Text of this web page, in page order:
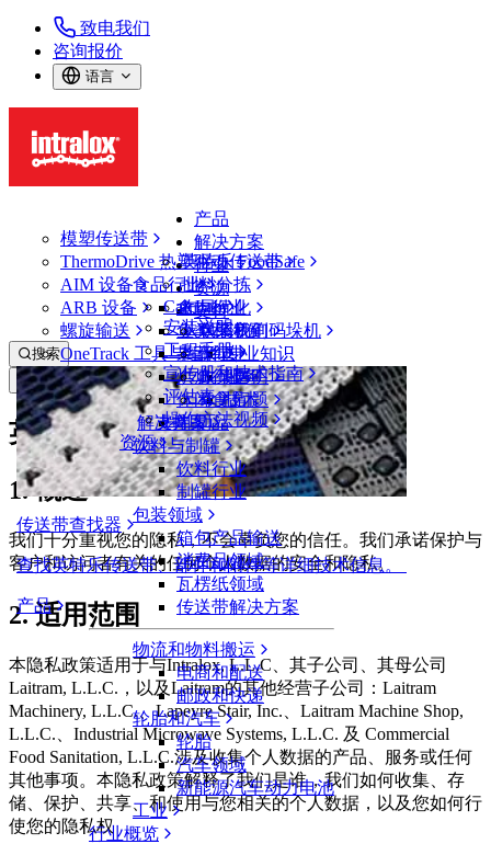
致电我们
咨询报价
语言
产品
模塑传送带
ThermoDrive 热塑驱动传送带
AIM 设备
ARB 设备
螺旋输送
OneTrack 工具与组件
传送带查找器
查找英特乐传送带、部件和附件等详细技术信息。
产品
解决方案
英特乐 FoodSafe
批料分拣
布局优化
从包装机到码垛机
专业知识
服务
技术
解决方案
行业
食品行业
禽肉行业
鱼类和海鲜
果蔬行业
烘焙行业
休闲食品
乳制品
饮料与制罐
饮料行业
制罐行业
包装领域
箱包产品输送
消费品领域
瓦楞纸领域
传送带解决方案
物流和物料搬运
电商和配送
邮政和快递
轮胎和汽车
轮胎
汽车领域
新能源汽车动力电池
工业
行业概览
资源
CalcLab
安装说明
工程手册
宣传册和技术指南
评估表
操作方法视频
资源
支持
联系我们
保证
政策声明
常见问题
支持
搜索
打开菜单
英特乐（Intralox）隐私政策
1.概述
我们十分重视您的隐私，不会辜负您的信任。我们承诺保护与
客户和访问者有关的任何个人数据的安全和隐私。
2.适用范围
本隐私政策适用于与Intralox, L.L.C、其子公司、其母公司
Laitram, L.L.C.，以及Laitram的其他经营子公司：Laitram
Machinery, L.L.C.、Lapeyre Stair, Inc.、Laitram Machine Shop,
L.L.C.、Industrial Microwave Systems, L.L.C. 及 Commercial
Food Sanitation, L.L.C.涉及收集个人数据的产品、服务或任何
其他事项。本隐私政策解释了我们是谁，我们如何收集、存
储、保护、共享、和使用与您相关的个人数据，以及您如何行
使您的隐私权